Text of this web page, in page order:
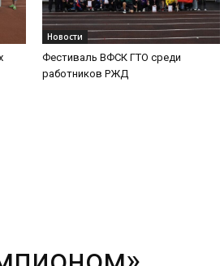
Новости
Фестиваль ВФСК ГТО среди
работников РЖД